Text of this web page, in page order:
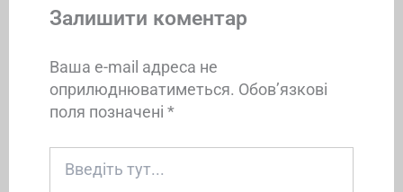
Залишити коментар
Ваша e-mail адреса не
оприлюднюватиметься. Обов’язкові
поля позначені *
тут...